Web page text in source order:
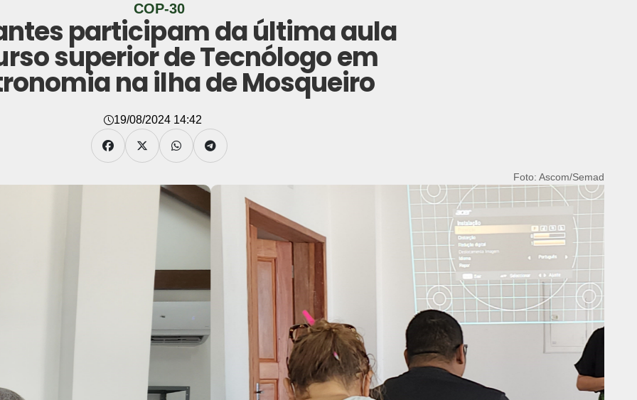
COP-30
participam da última aula
superior de Tecnólogo em
na ilha de Mosqueiro
19/08/2024 14:42
Foto: Ascom/Semad